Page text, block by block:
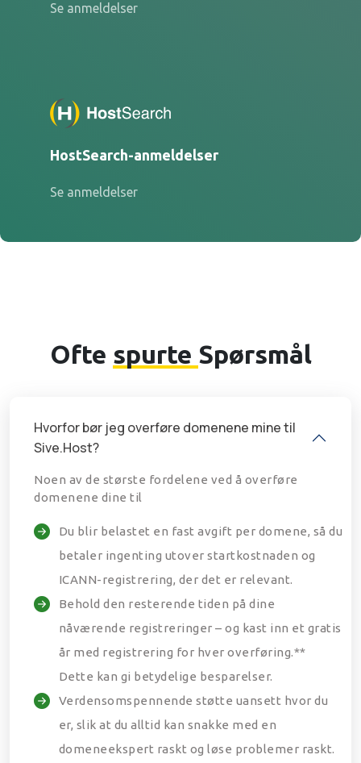
Se anmeldelser
HostSearch-anmeldelser
Se anmeldelser
Ofte spurte Spørsmål
Hvorfor bør jeg overføre domenene mine til
Sive.Host?
Noen av de største fordelene ved å overføre
domenene dine til
Du blir belastet en fast avgift per domene, så du
betaler ingenting utover startkostnaden og
ICANN-registrering, der det er relevant.
Behold den resterende tiden på dine
nåværende registreringer – og kast inn et gratis
år med registrering for hver overføring.**
Dette kan gi betydelige besparelser.
Verdensomspennende støtte uansett hvor du
er, slik at du alltid kan snakke med en
domeneekspert raskt og løse problemer raskt.